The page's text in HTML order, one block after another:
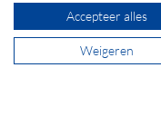
Accepteer alles
Weigeren